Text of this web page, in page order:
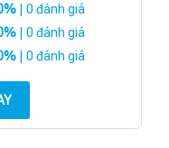
| 0 đánh giá
| 0 đánh giá
| 0 đánh giá